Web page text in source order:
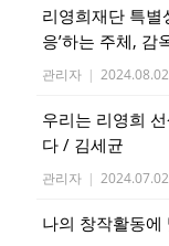
리영희재단 특별
응’하는 주체, 감
관리자 | 2024.08.02
우리는 리영희
다 / 김세균
관리자 | 2024.07.02
나의 창작활동